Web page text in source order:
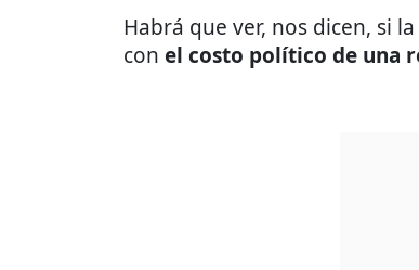
Habrá que ver, nos dicen, si
con el costo político de una